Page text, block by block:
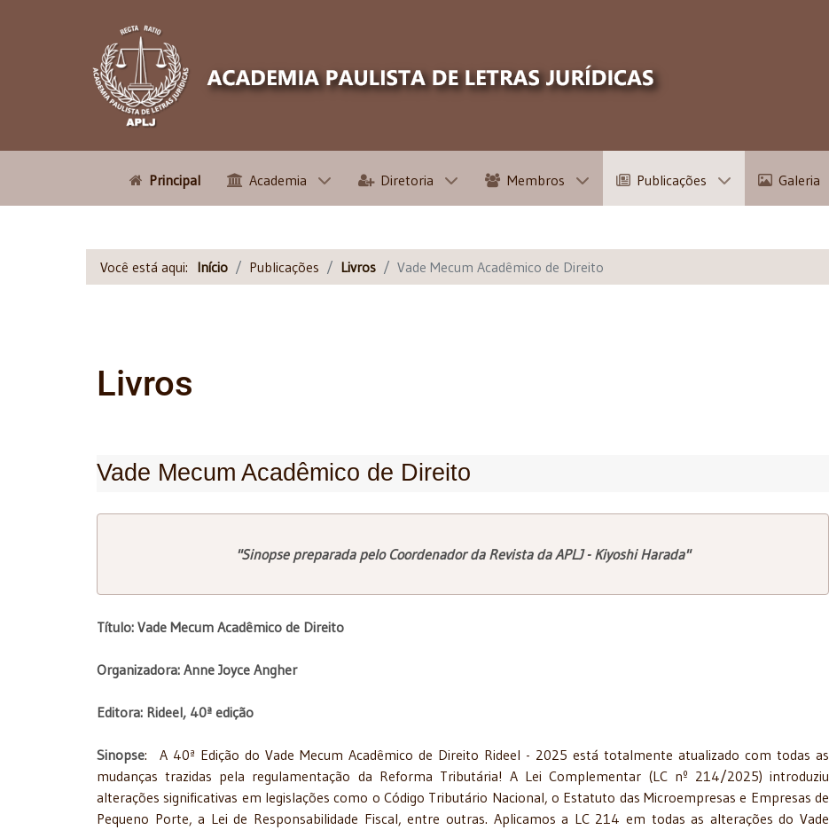
Principal Academia Diretoria Membros Publicações Galeria
Você está aqui: Início Publicações Livros Vade Mecum Acadêmico de Direito
Livros
Vade Mecum Acadêmico de Direito
"Sinopse preparada pelo Coordenador da Revista da APLJ - Kiyoshi Harada"
Título: Vade Mecum Acadêmico de Direito
Organizadora: Anne Joyce Angher
Editora: Rideel, 40ª edição
Sinopse: A 40ª Edição do Vade Mecum Acadêmico de Direito Rideel - 2025 está totalmente atualizado com todas as
mudanças trazidas pela regulamentação da Reforma Tributária! A Lei Complementar (LC nº 214/2025) introduziu
alterações significativas em legislações como o Código Tributário Nacional, o Estatuto das Microempresas e Empresas de
Pequeno Porte, a Lei de Responsabilidade Fiscal, entre outras. Aplicamos a LC 214 em todas as alterações do Vade